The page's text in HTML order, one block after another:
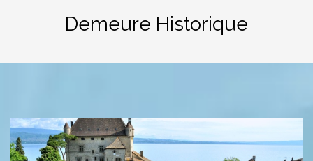
Demeure Historique